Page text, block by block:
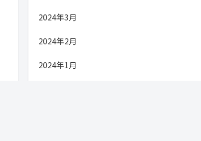
2024年3月
2024年2月
2024年1月